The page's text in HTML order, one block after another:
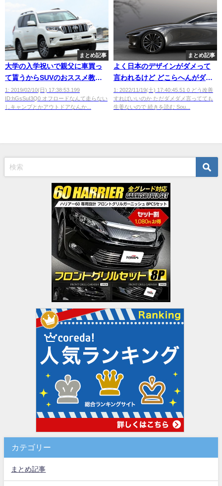
まとめ記事
大学の入学祝いで親父に車買っ
て貰うからSUVのおススメ教え
て！
1: 2019/02/10(日) 17:38:53.199
ID:hGsSuI3Q0 オフロードなんて走らない
しキャンプとかアウトドアなんか...
まとめ記事
よく日本のデザインがダメって
言われるけど どこらへんがダメ
なの？（特に車関係）
1: 2022/11/19(土) 17:40:45.51 0 どう改善
すればいいのか ただダメダメ言ってても
生姜ないので 続きを読む Sou...
カテゴリー
まとめ記事